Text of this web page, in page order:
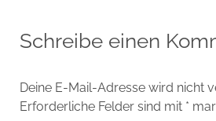
Schreibe einen
Deine E-Mail-Adresse wird nicht
Erforderliche Felder sind mit *